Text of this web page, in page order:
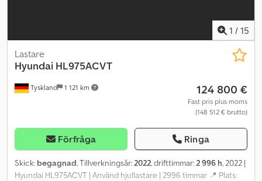
1 / 15
Tyskland 1 121 km
Lastare
Hyundai HL975ACVT
124 800 €
Fast pris plus moms
(148 512 € brutto)
Förfråga Ringa
Skick: begagnad, Tillverkningsår:2022, drifttimmar:2 996 h, 2022 |
Hyundai HL975ACVT | Använd hjullastare | 2996 timmar 📍 Plats: